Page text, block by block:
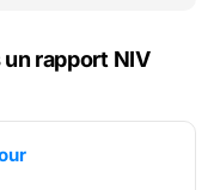
rapport NIV